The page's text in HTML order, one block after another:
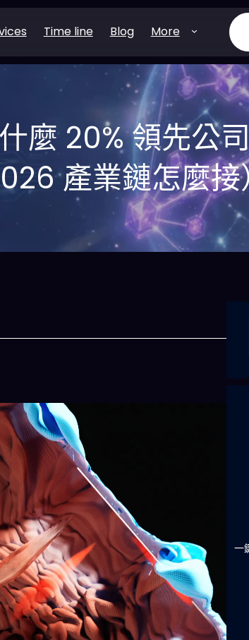
Time line Blog More
搜
尋
麼 20% 領先公
產業鏈怎麼接
一